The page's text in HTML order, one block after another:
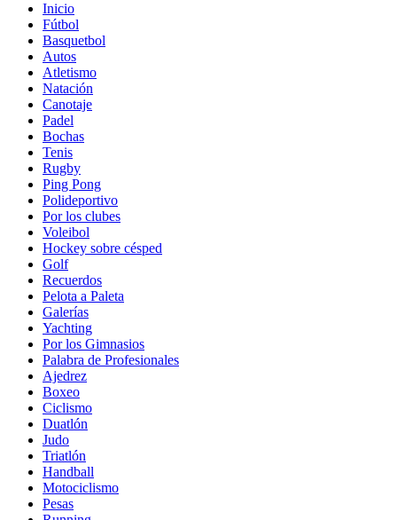
Inicio
Fútbol
Basquetbol
Autos
Atletismo
Natación
Canotaje
Padel
Bochas
Tenis
Rugby
Ping Pong
Polideportivo
Por los clubes
Voleibol
Hockey sobre césped
Golf
Recuerdos
Pelota a Paleta
Galerías
Yachting
Por los Gimnasios
Palabra de Profesionales
Ajedrez
Boxeo
Ciclismo
Duatlón
Judo
Triatlón
Handball
Motociclismo
Pesas